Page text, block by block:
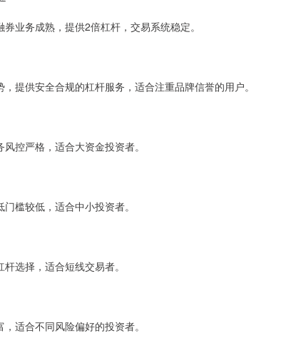
业务成熟，提供2倍杠杆，交易系统稳定。
提供安全合规的杠杆服务，适合注重品牌信誉的用户。
控严格，适合大资金投资者。
槛较低，适合中小投资者。
选择，适合短线交易者。
适合不同风险偏好的投资者。